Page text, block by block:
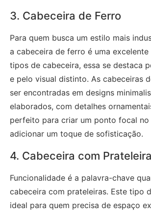
3. Cabeceira de Ferro
Para quem busca um estilo mais
a cabeceira de ferro é uma
tipos de cabeceira, essa se destaca
e pelo visual distinto. As cabeceiras
ser encontradas em designs
elaborados, com detalhes
perfeito para criar um ponto focal
adicionar um toque de sofisticação.
4. Cabeceira com
Funcionalidade é a palavra-chave
cabeceira com prateleiras. Este tipo
ideal para quem precisa de espaço